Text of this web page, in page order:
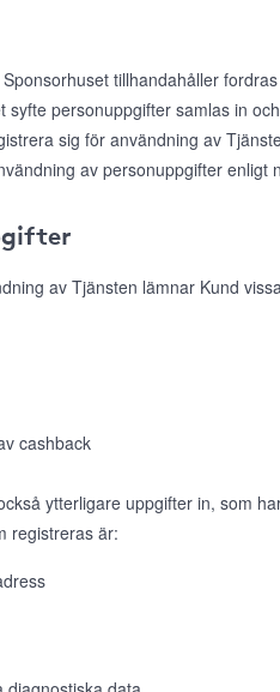
tillhandahåller
syfte personuppgifter samlas in
sig för användning av
av personuppgifter enligt
av Tjänsten lämnar Kund
cashback
ytterligare uppgifter in, som
registreras är: